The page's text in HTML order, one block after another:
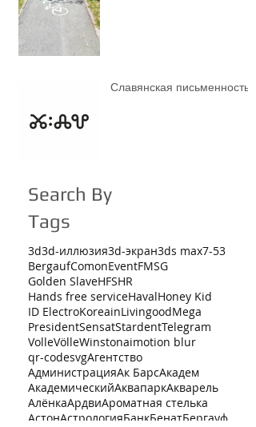
Славянская письменность
Search By
Tags
3d3d-иллюзия3d-экран3ds max7-53
BergaufComonEventFMSG
Golden SlaveHFSHR
Hands free serviceHavalHoney Kid
ID ElectroKoreainLivingoodMega
PresidentSensatStardentTelegram
VolleVölleWinstonaimotion blur
qr-codesvgАгентство
АдминистрацияАк БарсАкадем
АкадемическийАквапаркАкварель
АлёнкаАрдвиАроматная стелька
АстонАстрологияБанкБенатБергауф